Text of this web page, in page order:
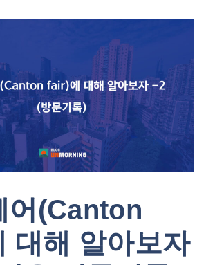
어(Canton
대해 알아보자